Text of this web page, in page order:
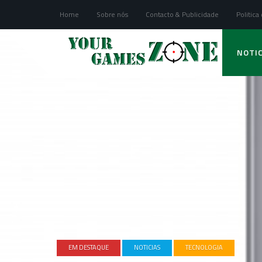
Home Sobre nós Contacto & Publicidade Politica
EM DESTAQUE NOTICIAS TECNOLOGIA